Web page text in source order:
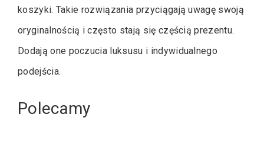
koszyki. Takie rozwiązania przyciągają uwagę swoją
oryginalnością i często stają się częścią prezentu.
Dodają one poczucia luksusu i indywidualnego
podejścia.
Polecamy